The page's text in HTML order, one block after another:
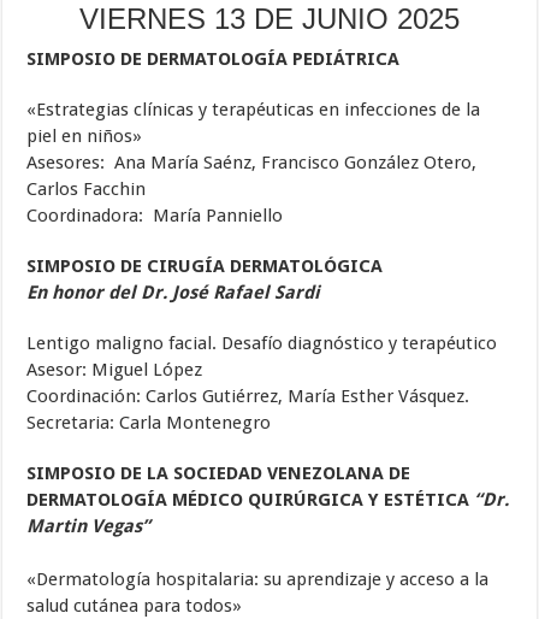
VIERNES 13 DE JUNIO 2025
SIMPOSIO DE DERMATOLOGÍA PEDIÁTRICA
«Estrategias clínicas y terapéuticas en infecciones de la
piel en niños»
Asesores: Ana María Saénz, Francisco González Otero,
Carlos Facchin
Coordinadora: María Panniello
SIMPOSIO DE CIRUGÍA DERMATOLÓGICA
En honor del Dr. José Rafael Sardi
Lentigo maligno facial. Desafío diagnóstico y terapéutico
Asesor: Miguel López
Coordinación: Carlos Gutiérrez, María Esther Vásquez.
Secretaria: Carla Montenegro
SIMPOSIO DE LA SOCIEDAD VENEZOLANA DE
DERMATOLOGÍA MÉDICO QUIRÚRGICA Y ESTÉTICA “Dr.
Martin Vegas”
«Dermatología hospitalaria: su aprendizaje y acceso a la
salud cutánea para todos»